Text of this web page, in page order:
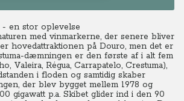
- en stor oplevelse
med vinmarkerne, der senere bliver
hovedattraktionen på Douro, men det er
dæmningen er den første af i alt fem
Valeira, Régua, Carrapatelo, Crestuma),
i floden og samtidig skaber
der blev bygget mellem 1978 og
gigawatt p.a. Skibet glider ind i den 90